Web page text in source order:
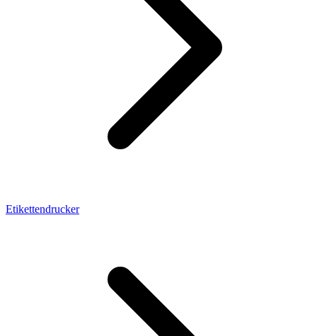
Etikettendrucker